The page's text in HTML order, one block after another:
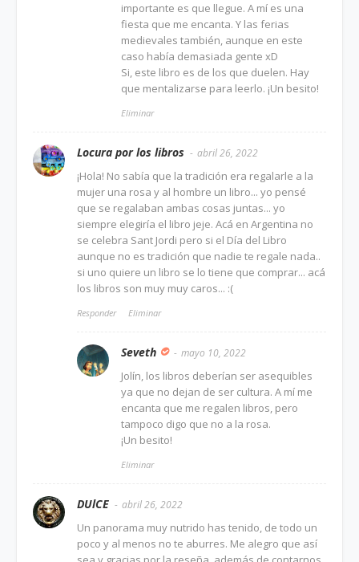
importante es que llegue. A mí es una
fiesta que me encanta. Y las ferias
medievales también, aunque en este
caso había demasiada gente xD
Si, este libro es de los que duelen. Hay
que mentalizarse para leerlo. ¡Un besito!
Eliminar
Locura por los libros abril 26, 2022
¡Hola! No sabía que la tradición era regalarle a la
mujer una rosa y al hombre un libro... yo pensé
que se regalaban ambas cosas juntas... yo
siempre elegiría el libro jeje. Acá en Argentina no
se celebra Sant Jordi pero si el Día del Libro
aunque no es tradición que nadie te regale nada..
si uno quiere un libro se lo tiene que comprar... acá
los libros son muy muy caros... :(
Responder Eliminar
Seveth mayo 10, 2022
Jolín, los libros deberían ser asequibles
ya que no dejan de ser cultura. A mí me
encanta que me regalen libros, pero
tampoco digo que no a la rosa.
¡Un besito!
Eliminar
DUlCE abril 26, 2022
Un panorama muy nutrido has tenido, de todo un
poco y al menos no te aburres. Me alegro que así